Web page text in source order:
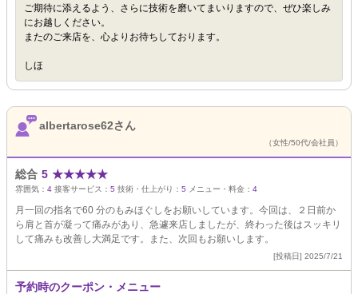
ご期待に添えるよう、さらに技術を磨いてまいりますので、ぜひ楽しみ
にお越しください。
またのご来店を、心よりお待ちしております。
しほ
albertarose62さん
（女性/50代/会社員）
総合 5 ★★★★★
雰囲気： 4 接客サービス： 5 技術・仕上がり： 5 メニュー・料金： 4
月一回の指名で60 分のもみほぐしをお願いしています。今回は、２日前か
ら肩と首が凝って痛みがあり、急遽来店しましたが、終わった後はスッキリ
して痛みも改善し大満足です。また、次回もお願いします。
[投稿日] 2025/7/21
予約時のクーポン・メニュー